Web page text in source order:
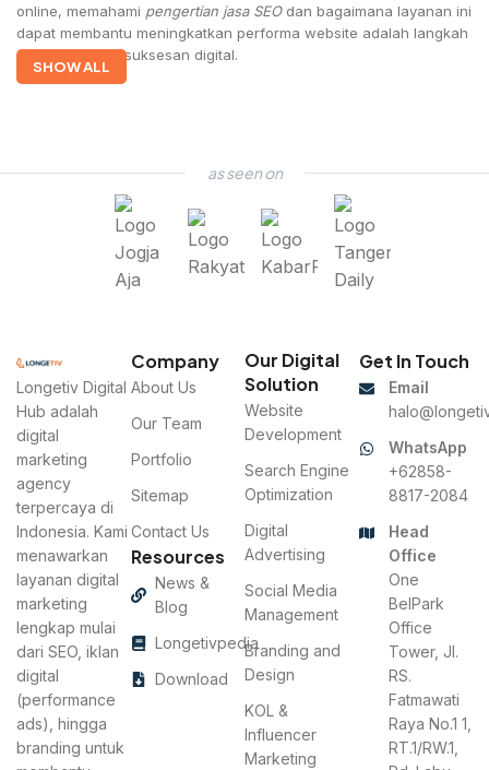
online, memahami pengertian jasa SEOdan bagaimana layanan ini
dapat membantu meningkatkan performa website adalah langkah
awal menuju kesuksesan digital.
SHOW ALL
as seen on
Longetiv Digital
Hub adalah
digital
marketing
agency
terpercaya di
Indonesia. Kami
menawarkan
layanan digital
marketing
lengkap mulai
dari SEO, iklan
digital
(performance
ads), hingga
branding untuk
Company
About Us
Our Team
Portfolio
Sitemap
Contact Us
Resources
News &
Blog
Longetivpedia
Download
Our Digital
Solution
Website
Development
Search Engine
Optimization
Digital
Advertising
Social Media
Management
Branding and
Design
KOL &
Influencer
Marketing
Get In Touch
Email
WhatsApp
+62858-
8817-2084
Head
Office
One
BelPark
Office
Tower, Jl.
RS.
Fatmawati
Raya No.1 1,
RT.1/RW.1,